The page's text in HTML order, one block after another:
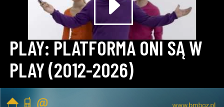
PLAY: PLATFORMA ONI SĄ W
PLAY (2012-2026)